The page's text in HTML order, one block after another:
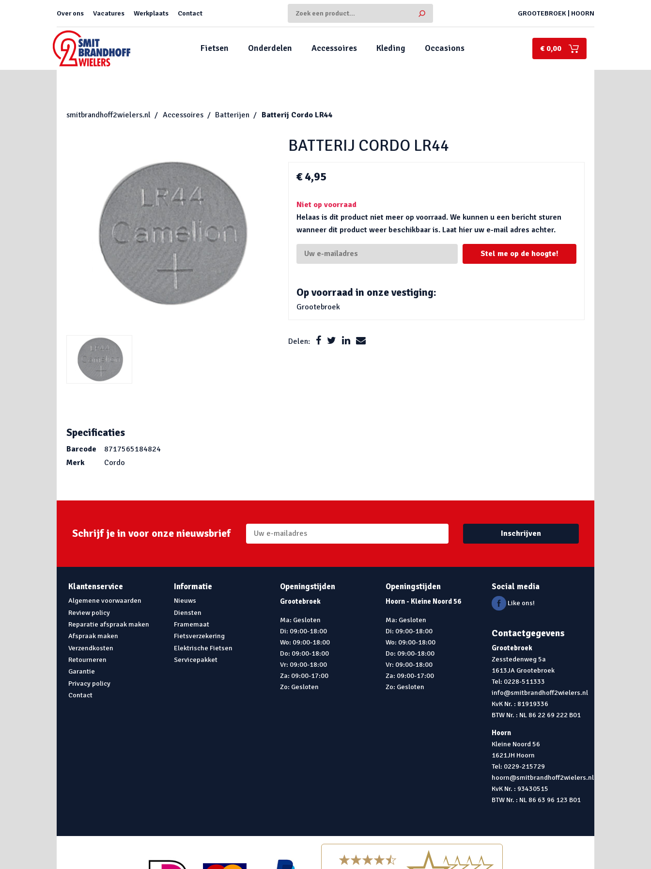
Over ons Vacatures Werkplaats Contact GROOTEBROEK | HOORN
Fietsen Onderdelen Accessoires Kleding Occasions € 0,00
smitbrandhoff2wielers.nl Accessoires Batterijen Batterij Cordo LR44
BATTERIJ CORDO LR44
€ 4,95
Niet op voorraad
Helaas is dit product niet meer op voorraad. We kunnen u een bericht sturen
wanneer dit product weer beschikbaar is. Laat hier uw e-mail adres achter.
Stel me op de hoogte!
Op voorraad in onze vestiging:
Grootebroek
Delen:
Specificaties
Barcode
8717565184824
Merk
Cordo
Schrijf je in voor onze nieuwsbrief Inschrijven
Klantenservice
Algemene voorwaarden
Review policy
Reparatie afspraak maken
Afspraak maken
Verzendkosten
Retourneren
Garantie
Privacy policy
Contact
Informatie
Nieuws
Diensten
Framemaat
Fietsverzekering
Elektrische Fietsen
Servicepakket
Openingstijden
Grootebroek
Ma: Gesloten
Di: 09:00-18:00
Wo: 09:00-18:00
Do: 09:00-18:00
Vr: 09:00-18:00
Za: 09:00-17:00
Zo: Gesloten
Openingstijden
Hoorn - Kleine Noord 56
Ma: Gesloten
Di: 09:00-18:00
Wo: 09:00-18:00
Do: 09:00-18:00
Vr: 09:00-18:00
Za: 09:00-17:00
Zo: Gesloten
Social media
Like ons!
Contactgegevens
Grootebroek
Zesstedenweg 5a
1613JA Grootebroek
Tel: 0228-511333
info@smitbrandhoff2wielers.nl
KvK Nr. : 81919336
BTW Nr. : NL 86 22 69 222 B01
Hoorn
Kleine Noord 56
1621JH Hoorn
Tel: 0229-215729
hoorn@smitbrandhoff2wielers.nl
KvK Nr. : 93430515
BTW Nr. : NL 86 63 96 123 B01